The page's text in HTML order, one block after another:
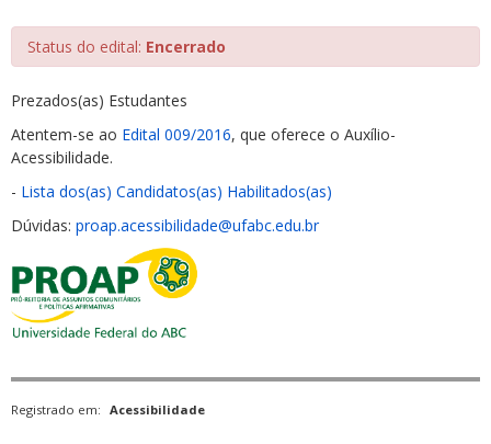
Status do edital: Encerrado
Prezados(as) Estudantes
Atentem-se ao Edital 009/2016, que oferece o Auxílio-
Acessibilidade.
- Lista dos(as) Candidatos(as) Habilitados(as)
Dúvidas: proap.acessibilidade@ufabc.edu.br
Registrado em: Acessibilidade